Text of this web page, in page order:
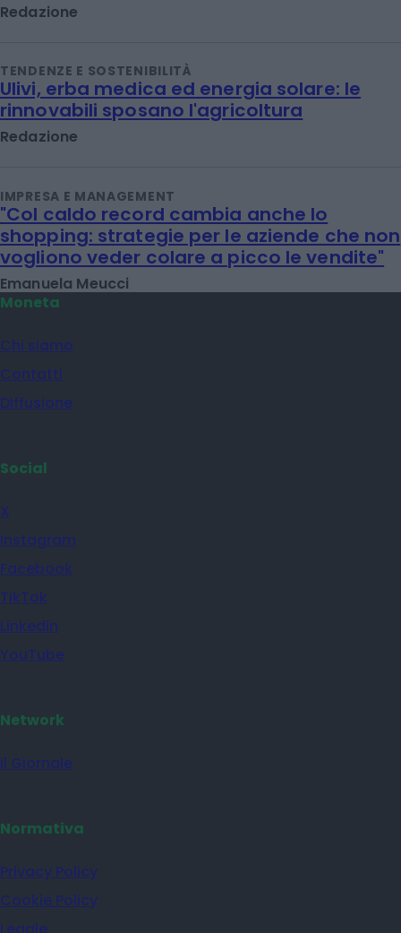
Redazione
TENDENZE E SOSTENIBILITÀ
Ulivi, erba medica ed energia solare: le
rinnovabili sposano l'agricoltura
Redazione
IMPRESA E MANAGEMENT
"Col caldo record cambia anche lo
shopping: strategie per le aziende che non
vogliono veder colare a picco le vendite"
Emanuela Meucci
Moneta
Chi siamo
Contatti
Diffusione
Social
X
Instagram
Facebook
TikTok
Linkedin
YouTube
Network
il Giornale
Normativa
Privacy Policy
Cookie Policy